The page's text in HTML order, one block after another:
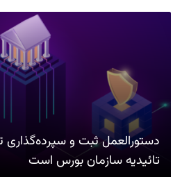
دستورالعمل ثبت و سپرده‌گذاری
تائیدیه سازمان بورس است